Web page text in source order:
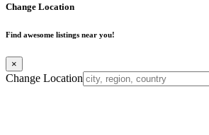
Change Location
Find awesome listings near you!
×
Change Location